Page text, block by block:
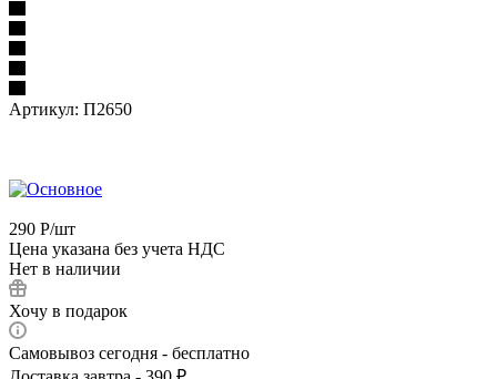
Артикул: П2650
290 Р/шт
Цена указана без учета НДС
Нет в наличии
Хочу в подарок
Самовывоз сегодня - бесплатно